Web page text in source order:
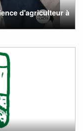
d'agriculteur à